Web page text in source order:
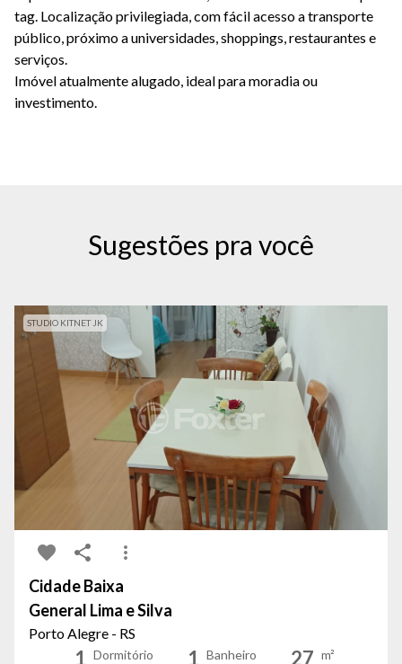
tag. Localização privilegiada, com fácil acesso a transporte
público, próximo a universidades, shoppings, restaurantes e
serviços.
Imóvel atualmente alugado, ideal para moradia ou
investimento.
Sugestões pra você
STUDIO KITNET JK
Cidade Baixa
General Lima e Silva
Porto Alegre - RS
1 Dormitório 1 Banheiro 27 m²